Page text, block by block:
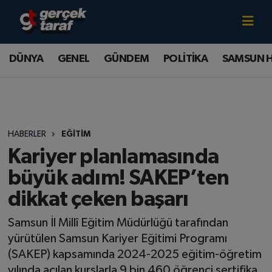
DÜNYA GENEL GÜNDEM POLİTİKA SAMSUN
HABERLER EĞİTİM
Kariyer planlamasında
büyük adım! SAKEP’ten
dikkat çeken başarı
Samsun İl Millî Eğitim Müdürlüğü tarafından
yürütülen Samsun Kariyer Eğitimi Programı
(SAKEP) kapsamında 2024-2025 eğitim-öğretim
Canlı TV İzle
DÜNYA
POLİTİKA
SAMSUN HABER
SAMSUNSPOR
SAĞLIK
TEKNOLOJİ
Samsun Nöbetçi Eczaneler
Samsun Trafik Yoğunluk Haritası
Süper Lig Puan Durumu ve Fikstür
Tüm Manşetler
Son Dakika Haberleri
Haber Arşivi